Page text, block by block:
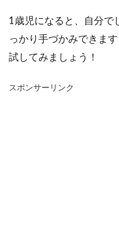
1歳児になると、自分で
っかり手づかみできま
試してみましょう！
スポンサーリンク